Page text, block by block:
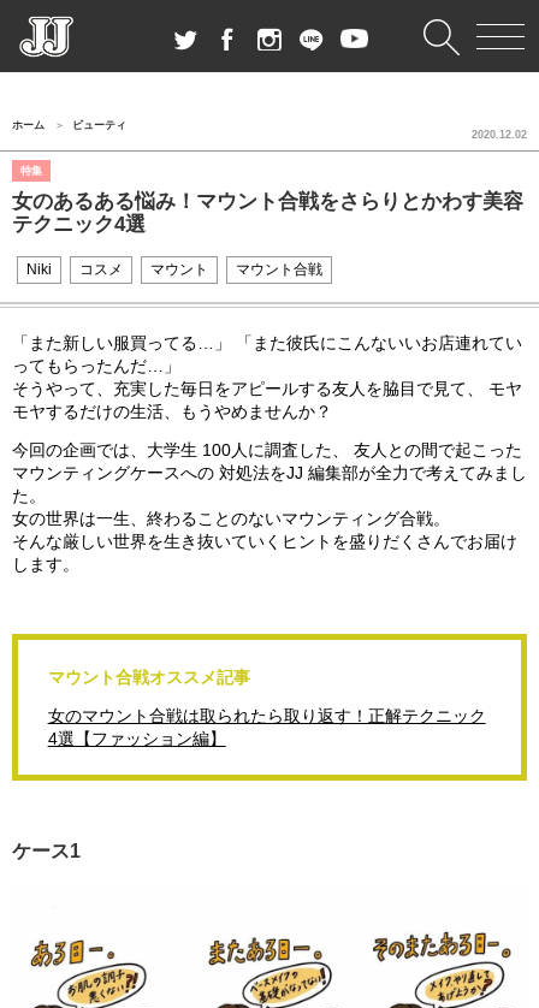
ホーム ビューティ
特集
女のあるある悩み！マウント合戦をさらりとかわす美容
テクニック4選
2020.12.02
Niki コスメ マウント マウント合戦
「また新しい服買ってる…」 「また彼氏にこんないいお店連れてい
ってもらったんだ…」
そうやって、充実した毎日をアピールする友人を脇目で見て、 モヤ
モヤするだけの生活、もうやめませんか？
今回の企画では、大学生 100人に調査した、 友人との間で起こった
マウンティングケースへの 対処法をJJ 編集部が全力で考えてみまし
た。
女の世界は一生、終わることのないマウンティング合戦。
そんな厳しい世界を生き抜いていくヒントを盛りだくさんでお届け
します。
マウント合戦オススメ記事
女のマウント合戦は取られたら取り返す！正解テクニック
4選【ファッション編】
ケース1